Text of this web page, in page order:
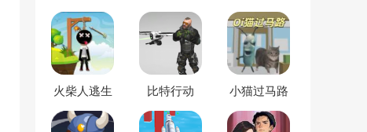
火柴人逃生
比特行动 小猫过马路